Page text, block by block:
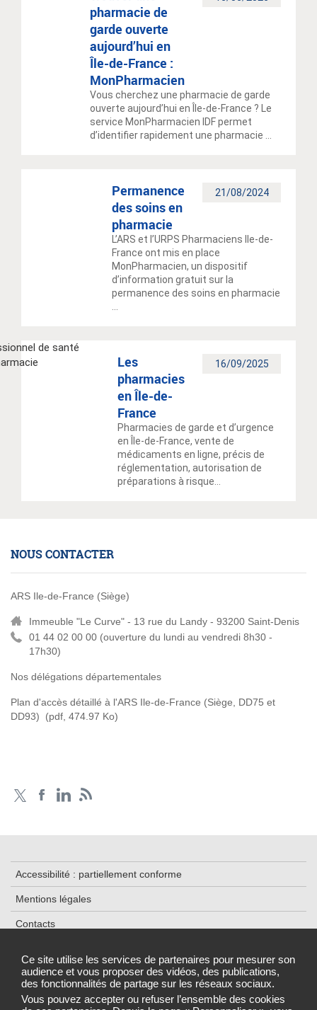
Ce site utilise les services de partenaires pour mesurer son
audience et vous proposer des vidéos, des publications,
des fonctionnalités de partage sur les réseaux sociaux.
Vous pouvez accepter ou refuser l’ensemble des cookies
pharmacie de
garde ouverte
aujourd’hui en
Île-de-France :
MonPharmacien
Vous cherchez une pharmacie de garde
ouverte aujourd’hui en Île-de-France ? Le
service MonPharmacien IDF permet
d’identifier rapidement une pharmacie ...
21/08/2024
Permanence
des soins en
pharmacie
L’ARS et l’URPS Pharmaciens Ile-de-
France ont mis en place
MonPharmacien, un dispositif
d’information gratuit sur la
permanence des soins en pharmacie
16/09/2025
Les
pharmacies
en Île-de-
France
Pharmacies de garde et d’urgence
en Île-de-France, vente de
médicaments en ligne, précis de
réglementation, autorisation de
préparations à risque…
NOUS CONTACTER
ARS Ile-de-France (Siège)
Immeuble "Le Curve" - 13 rue du Landy - 93200 Saint-Denis
01 44 02 00 00 (ouverture du lundi au vendredi 8h30 -
17h30)
Nos délégations départementales
Plan d'accès détaillé à l'ARS Ile-de-France (Siège, DD75 et
DD93)
(pdf, 474.97 Ko)
Accessibilité : partiellement conforme
Mentions légales
Contacts
Traitement de données
Gestion des cookies